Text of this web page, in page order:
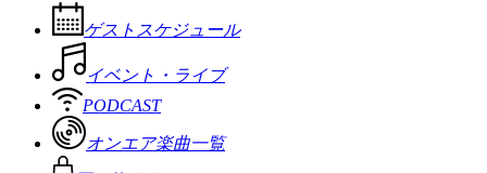
ゲストスケジュール
イベント・ライブ
PODCAST
オンエア楽曲一覧